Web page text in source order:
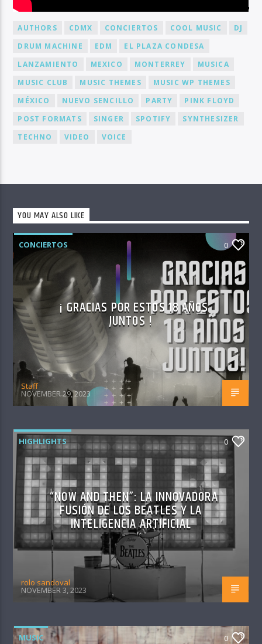
AUTHORS CDMX CONCIERTOS COOL MUSIC
DJ
DRUM MACHINE
EDM
EL PLAZA CONDESA
LANZAMIENTO
MEXICO MONTERREY
MUSICA
MUSIC CLUB
MUSIC THEMES
MUSIC WP THEMES
MÉXICO
NUEVO SENCILLO PARTY
PINK FLOYD
POST FORMATS
SINGER SPOTIFY
SYNTHESIZER
TECHNO
VIDEO VOICE
YOU MAY ALSO LIKE
CONCIERTOS 0
¡ GRACIAS POR ESTOS 18 AÑOS
JUNTOS !
Staff
NOVEMBER 29, 2023
HIGHLIGHTS 0
“NOW AND THEN”: LA INNOVADORA
FUSIÓN DE LOS BEATLES Y LA
INTELIGENCIA ARTIFICIAL
rolo sandoval
NOVEMBER 3, 2023
MUSIC 0